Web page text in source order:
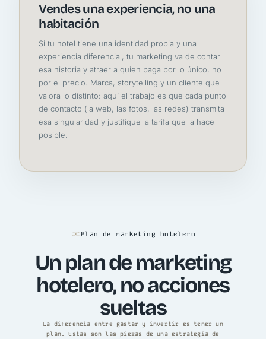
Vendes una experiencia, no una
habitación
Si tu hotel tiene una identidad propia y una
experiencia diferencial, tu marketing va de contar
esa historia y atraer a quien paga por lo único, no
por el precio. Marca, storytelling y un cliente que
valora lo distinto: aquí el trabajo es que cada punto
de contacto (la web, las fotos, las redes) transmita
esa singularidad y justifique la tarifa que la hace
posible.
Plan de marketing hotelero
Un plan de marketing
hotelero, no acciones
sueltas
La diferencia entre gastar y invertir es tener un
plan. Estas son las piezas de una estrategia de